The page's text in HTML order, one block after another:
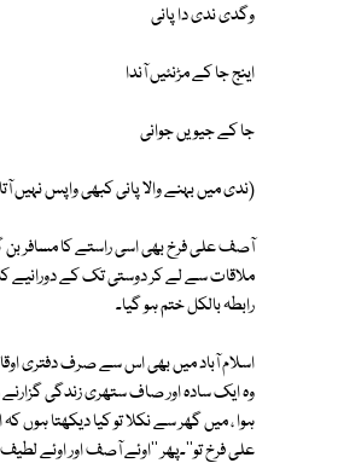
وگدی ندی دا پانی
اینج جا کے مڑنئیں آندا
جا کے جیویں جوانی
(ندی میں بہنے والا پانی کبھی واپس نہیں
آصف علی فرخ بھی اسی راستے کا مسافر
ملاقات سے لے کر دوستی تک کے دورانیے کا
رابطہ بالکل ختم ہو گیا۔
اسلام آباد میں بھی اس سے صرف دفتری
وہ ایک سادہ اور صاف ستھری زندگی
ہوا ، میں گھر سے نکلا تو کیا دیکھتا ہوں
علی فرخ تو''۔پھر ''اوئے آصف اور اوئے